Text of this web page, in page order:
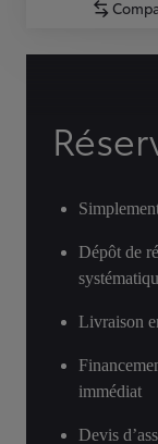
Dépôt de
Livraison
immédiat
Devis